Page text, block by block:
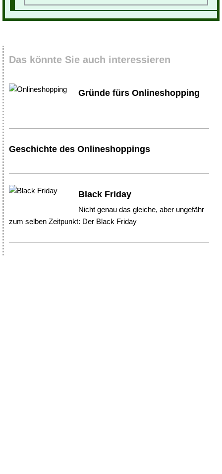
Das könnte Sie auch interessieren
Gründe fürs Onlineshopping
Geschichte des Onlineshoppings
Black Friday
Nicht genau das gleiche, aber ungefähr
zum selben Zeitpunkt: Der Black Friday